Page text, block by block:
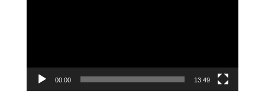
00:00 13:49